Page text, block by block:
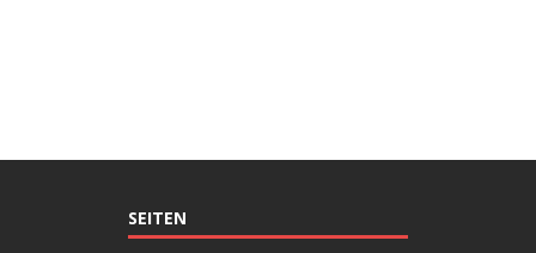
SEITEN